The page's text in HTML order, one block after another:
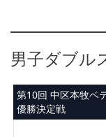
男子ダブル